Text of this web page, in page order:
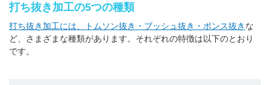
打ち抜き加工の5つの種類
打ち抜き加工には、トムソン抜き・ブッシュ抜き・ポンス抜き な
ど、さまざまな種類があります。それぞれの特徴は以下のとおり
です。